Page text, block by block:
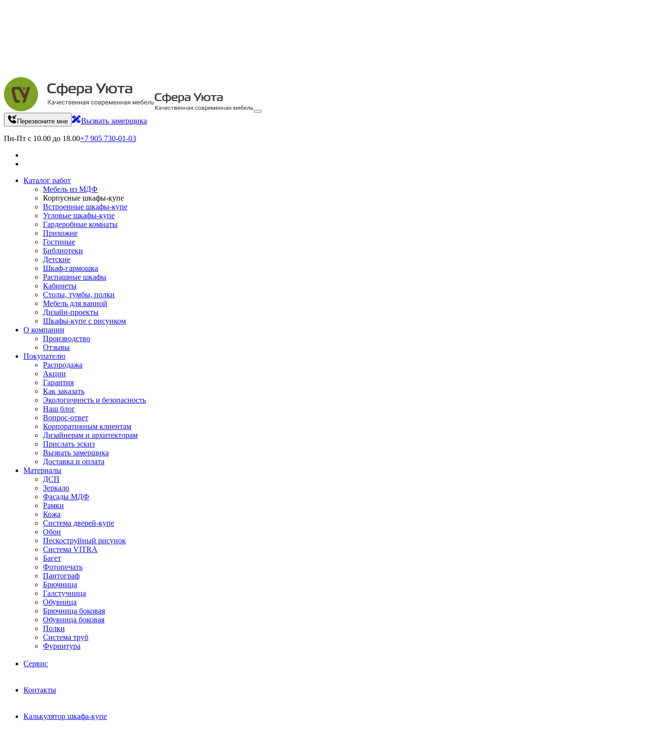
Перезвоните мне Вызвать замерщика
Пн-Пт с 10.00 до 18.00+7 905 730-01-03
Каталог работ
Мебель из МДФ
Корпусные шкафы-купе
Встроенные шкафы-купе
Угловые шкафы-купе
Гардеробные комнаты
Прихожие
Гостиные
Библиотеки
Детские
Шкаф-гармошка
Распашные шкафы
Кабинеты
Столы, тумбы, полки
Мебель для ванной
Дизайн-проекты
Шкафы-купе с рисунком
О компании
Производство
Отзывы
Покупателю
Распродажа
Акции
Гарантия
Как заказать
Экологичность и безопасность
Наш блог
Вопрос-ответ
Корпоративным клиентам
Дизайнерам и архитекторам
Прислать эскиз
Вызвать замерщика
Доставка и оплата
Материалы
ДСП
Зеркало
Фасады МДФ
Рамки
Кожа
Система дверей-купе
Обои
Пескоструйный рисунок
Система VITRA
Багет
Фотопечать
Пантограф
Брючница
Галстучница
Обувница
Брючница боковая
Обувница боковая
Полки
Система труб
Фурнитура
Сервис
Контакты
Калькулятор шкафа-купе